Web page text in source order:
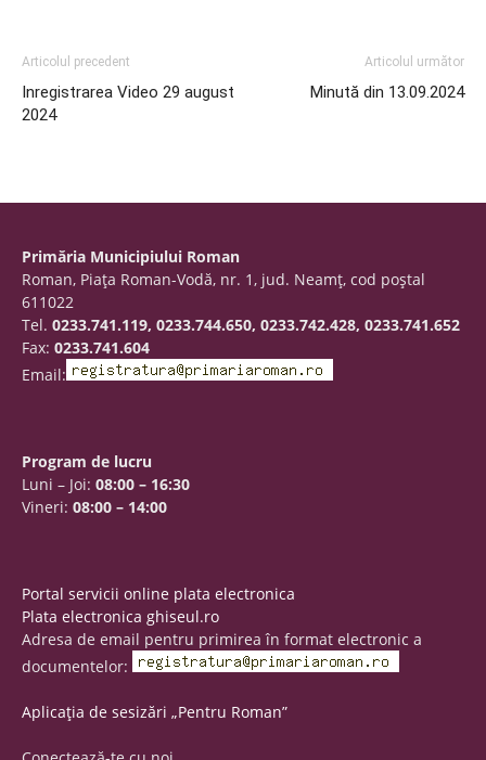
Articolul precedent
Inregistrarea Video 29 august
2024
Articolul următor
Minută din 13.09.2024
Primăria Municipiului Roman
Roman, Piaţa Roman-Vodă, nr. 1, jud. Neamţ, cod poştal
611022
Tel. 0233.741.119, 0233.744.650, 0233.742.428, 0233.741.652
Fax: 0233.741.604
Email:
Program de lucru
Luni – Joi: 08:00 – 16:30
Vineri: 08:00 – 14:00
Portal servicii online plata electronica
Plata electronica ghiseul.ro
Adresa de email pentru primirea în format electronic a
documentelor:
Aplicația de sesizări „Pentru Roman”